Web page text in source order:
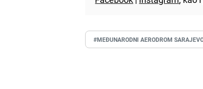
#MEĐUNARODNI AERODROM